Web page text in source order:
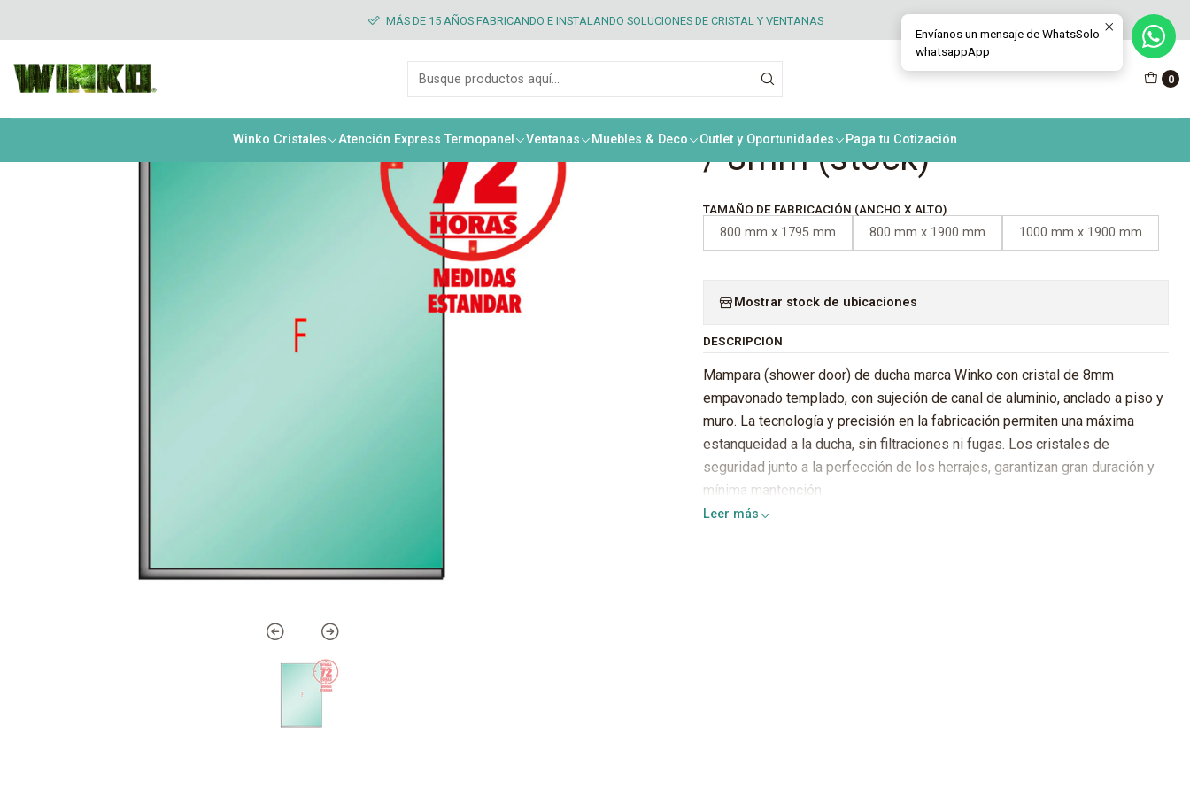
0
Winko Cristales Atención Express Termopanel Ventanas Muebles & Deco Outlet y Oportunidades Paga tu Cotización
MÁS DE 15 AÑOS FABRICANDO E INSTALANDO SOLUCIONES DE CRISTAL Y VENTANAS
Shower Door Fijo Empavonado Canal Aluminio / 8mm (stock)
|
Shower Door Fijo
Empavonado Canal Aluminio
/ 8mm (stock)
TAMAÑO DE FABRICACIÓN (ANCHO X ALTO)
800 mm x 1795 mm 800 mm x 1900 mm 1000 mm x 1900 mm
Mostrar stock de ubicaciones
DESCRIPCIÓN
Mampara (shower door) de ducha marca Winko con cristal de 8mm
empavonado templado, con sujeción de canal de aluminio, anclado a piso y
muro. La tecnología y precisión en la fabricación permiten una máxima
estanqueidad a la ducha, sin filtraciones ni fugas. Los cristales de
seguridad junto a la perfección de los herrajes, garantizan gran duración y
mí­nima mantención.
Leer más
Envíanos un mensaje de WhatsSolo
whatsappApp